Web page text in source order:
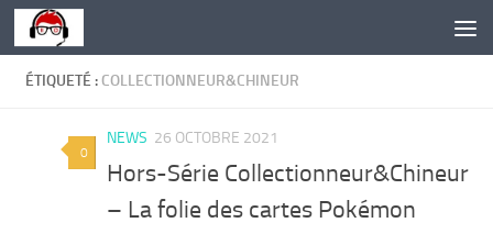
Skip to content
ÉTIQUETÉ : COLLECTIONNEUR&CHINEUR
0
NEWS 26 OCTOBRE 2021
Hors-Série Collectionneur&Chineur
– La folie des cartes Pokémon